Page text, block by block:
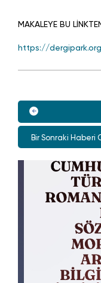
MAKALEYE BU
https://
Bir Sonraki Haberi